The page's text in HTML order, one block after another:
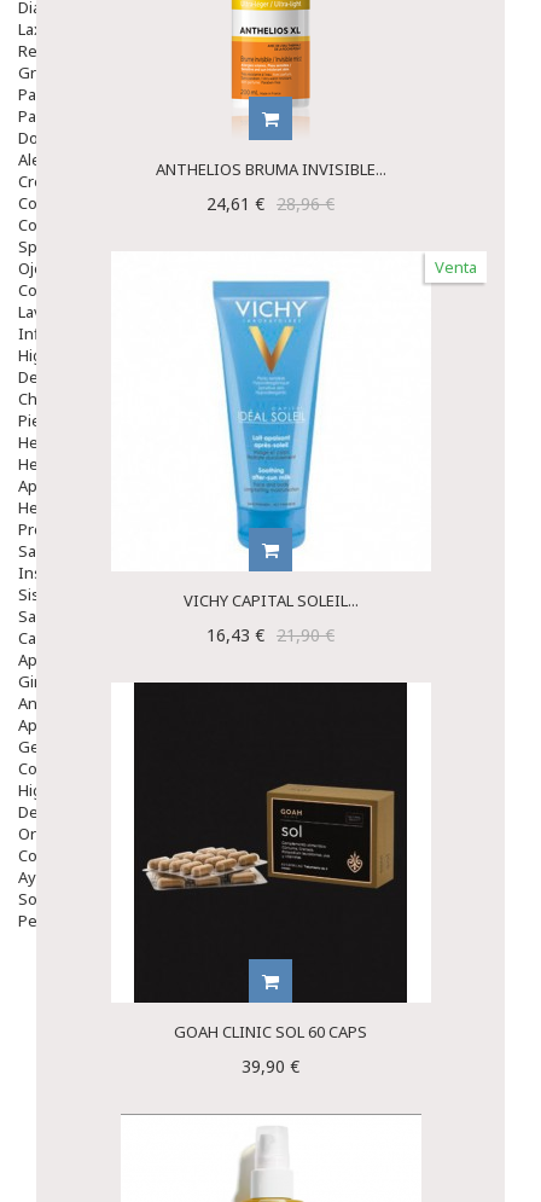
Diarrea / Estreñimiento / Vómitos
Laxantes
Resfriados
Gripe Y Resfriados
Para La Tos
Para Descongestionar La Nariz
Dolor De Garganta
Alergias Y Picaduras
Cremas
Comprimidos
Colirios
Sprays
Ojos Y Oidos
Congestión
Lavado Ojos
Inflamación Del Oido (otitis)
Higiene Oido
Deshabituación Tabaquismo
Chicles
Piel
Herpes Y Hongos
Heridas Y úlceras
Aparato Genital
Hemorroides
Protectores Y Emolientes
Salud
Insomnio
Sistema Nervioso
Salud Bucodental
Capilar
Apósitos
Ginecología
Anticonceptivos
Aparato Genital
Gente Mayor
Cosmética
Higiene
Dentales
Ortopedia
Complementos Nutricionales.
Ayudas
Solares
Pedido express
ANTHELIOS BRUMA INVISIBLE...
24,61 € 28,96 €
Venta
VICHY CAPITAL SOLEIL...
16,43 € 21,90 €
GOAH CLINIC SOL 60 CAPS
39,90 €